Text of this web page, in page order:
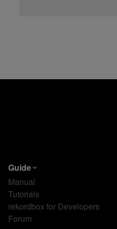
Guide
Manual
Tutorials
rekordbox for Developers
Forum